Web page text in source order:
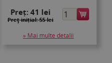
Preț: 41 lei
Preţ inițial: 55 lei
» Mai multe detalii